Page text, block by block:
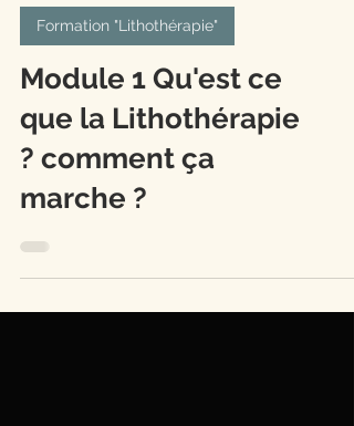
Formation "Lithothérapie"
Module 1 Qu'est ce
que la Lithothérapie
? comment ça
marche ?